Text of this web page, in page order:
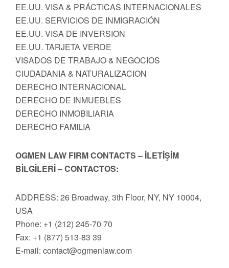
EE.UU. VISA & PRÁCTICAS INTERNACIONALES
EE.UU. SERVICIOS DE INMIGRACIÓN
EE.UU. VISA DE INVERSION
EE.UU. TARJETA VERDE
VISADOS DE TRABAJO & NEGOCIOS
CIUDADANIA & NATURALIZACION
DERECHO INTERNACIONAL
DERECHO DE INMUEBLES
DERECHO INMOBILIARIA
DERECHO FAMILIA
OGMEN LAW FIRM CONTACTS – İLETİŞİM
BİLGİLERİ – CONTACTOS:
ADDRESS: 26 Broadway, 3th Floor, NY, NY 10004,
USA
Phone: +1 (212) 245-70 70
Fax: +1 (877) 513-83 39
E-mail: contact@ogmenlaw.com